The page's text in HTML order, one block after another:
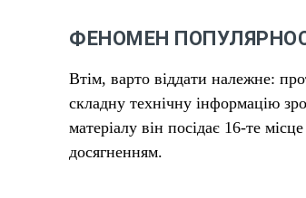
ФЕНОМЕН
Втім, варто віддати належне:
складну технічну інформацію
матеріалу він посідає 16-те
досягненням.